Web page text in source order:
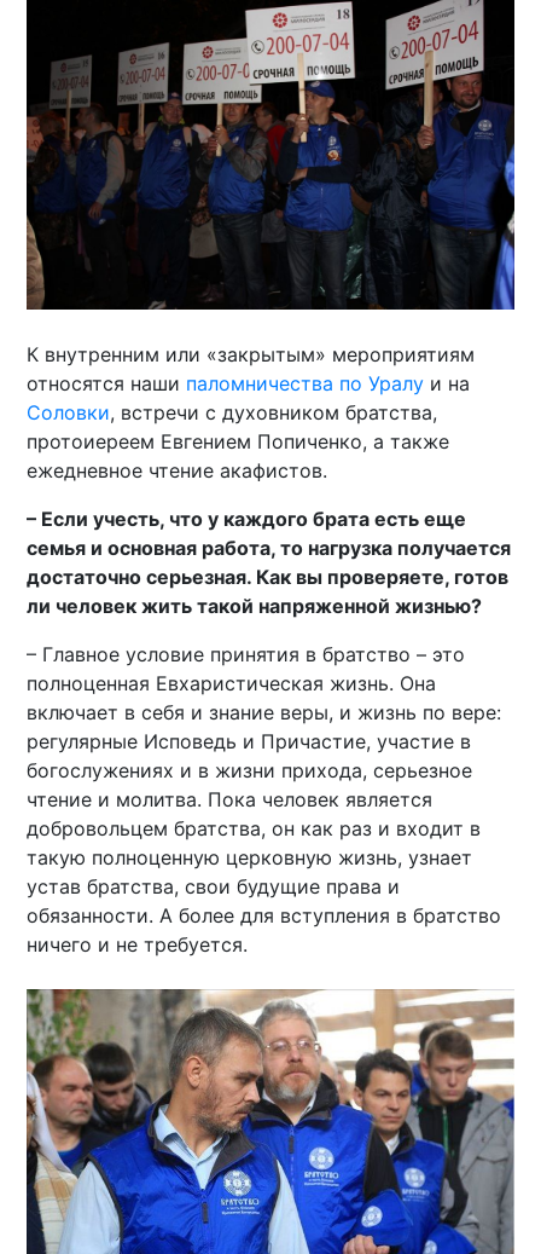
К внутренним или «закрытым» мероприятиям
относятся наши паломничества по Уралу и на
Соловки, встречи с духовником братства,
протоиереем Евгением Попиченко, а также
ежедневное чтение акафистов.
– Если учесть, что у каждого брата есть еще
семья и основная работа, то нагрузка получается
достаточно серьезная. Как вы проверяете, готов
ли человек жить такой напряженной жизнью?
– Главное условие принятия в братство – это
полноценная Евхаристическая жизнь. Она
включает в себя и знание веры, и жизнь по вере:
регулярные Исповедь и Причастие, участие в
богослужениях и в жизни прихода, серьезное
чтение и молитва. Пока человек является
добровольцем братства, он как раз и входит в
такую полноценную церковную жизнь, узнает
устав братства, свои будущие права и
обязанности. А более для вступления в братство
ничего и не требуется.